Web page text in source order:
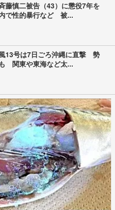
藤慎二被告（43）に懲役7年を
で性的暴行など 被...
風13号は7日ごろ沖縄に直撃 勢
関東や東海など太...